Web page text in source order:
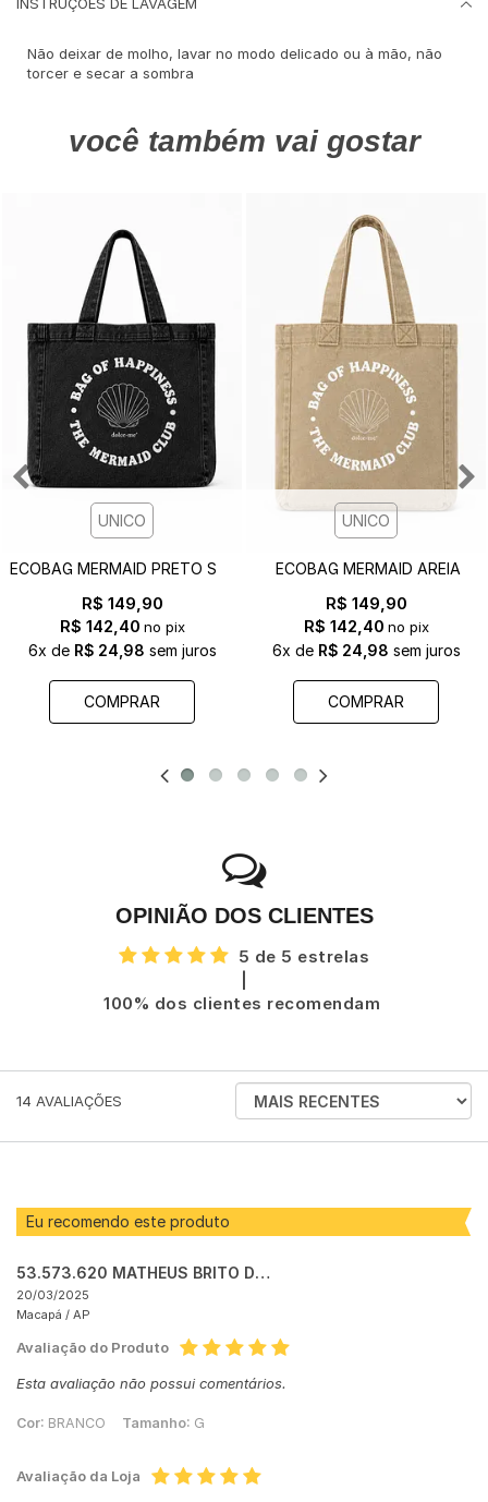
INSTRUÇÕES DE LAVAGEM
Não deixar de molho, lavar no modo delicado ou à mão, não
torcer e secar a sombra
você também vai gostar
UNICO
R$ 149,90
R$ 142,40 no pix
6x de R$ 24,98 sem juros
COMPRAR
ECOBAG MERMAID AREIA
UNICO
R$ 149,90
R$ 142,40 no pix
6x de R$ 24,98 sem juros
COMPRAR
OPINIÃO DOS CLIENTES
5 de 5 estrelas
100% dos clientes recomendam
14 AVALIAÇÕES
ORDENAR
AVALIAÇÕES
Eu recomendo este produto
53.573.620 MATHEUS BRITO DE MONT ALVERNE
20/03/2025
Macapá / AP
Avaliação do Produto
Esta avaliação não possui comentários.
Cor: BRANCO Tamanho: G
Avaliação da Loja